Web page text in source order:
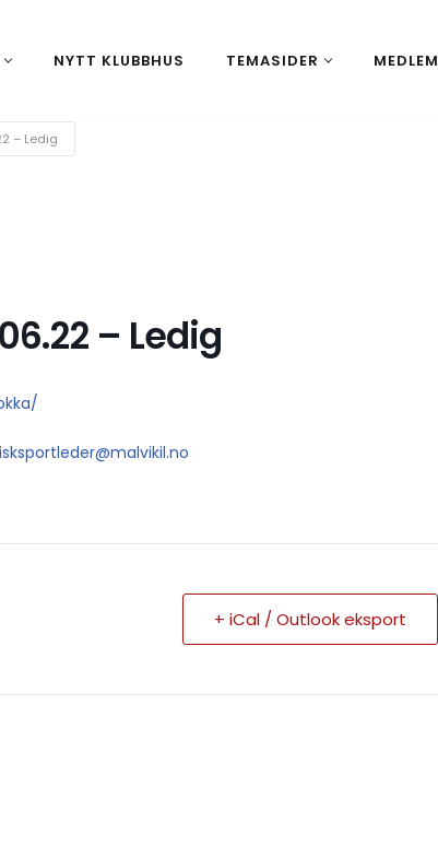
NYTT KLUBBHUS TEMASIDER MEDLEM
– Ledig
– Ledig
+ iCal / Outlook eksport